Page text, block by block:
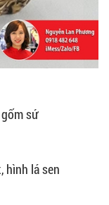
sứ
hình lá sen